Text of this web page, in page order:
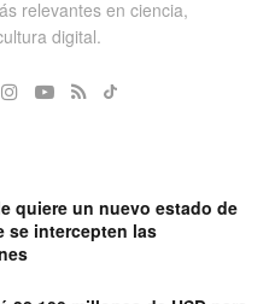
relevantes en ciencia,
digital.
quiere un nuevo estado de
se intercepten las